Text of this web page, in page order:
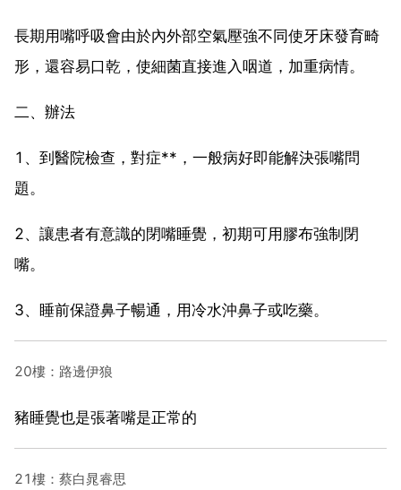
長期用嘴呼吸會由於內外部空氣壓強不同使牙床發育畸
形，還容易口乾，使細菌直接進入咽道，加重病情。
二、辦法
1、到醫院檢查，對症**，一般病好即能解決張嘴問
題。
2、讓患者有意識的閉嘴睡覺，初期可用膠布強制閉
嘴。
3、睡前保證鼻子暢通，用冷水沖鼻子或吃藥。
20樓：路邊伊狼
豬睡覺也是張著嘴是正常的
21樓：蔡白晁睿思